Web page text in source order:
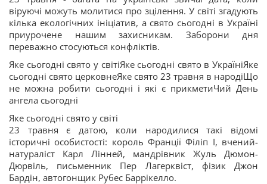
віруючі можуть молитися про зцілення. У світі згадують
кілька екологічних ініціатив, а свято сьогодні в Україні
приурочене нашим захисникам. Заборони дня
переважно стосуються конфліктів.
Яке сьогодні свято у світіЯке сьогодні свято в УкраїніЯке
сьогодні свято церковнеЯке свято 23 травня в народіЩо
не можна робити сьогодні і які є прикметиЧий День
ангела сьогодні
Яке сьогодні свято у світі
23 травня є датою, коли народилися такі відомі
історичні особистості: король Франції Філіп I, вчений-
натураліст Карл Лінней, мандрівник Жуль Дюмон-
Дюрвіль, письменник Пер Лагерквіст, фізик Джон
Бардін, автогонщик Рубес Баррікелло.